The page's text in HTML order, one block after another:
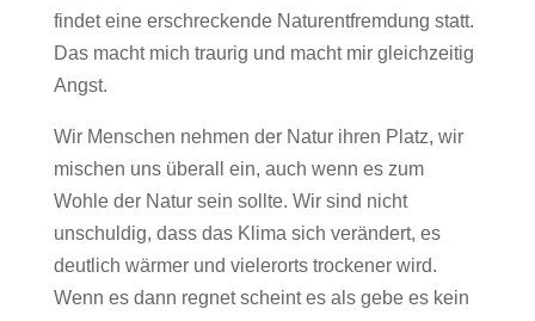
findet eine erschreckende Naturentfremdung statt.
Das macht mich traurig und macht mir gleichzeitig
Angst.
Wir Menschen nehmen der Natur ihren Platz, wir
mischen uns überall ein, auch wenn es zum
Wohle der Natur sein sollte. Wir sind nicht
unschuldig, dass das Klima sich verändert, es
deutlich wärmer und vielerorts trockener wird.
Wenn es dann regnet scheint es als gebe es kein